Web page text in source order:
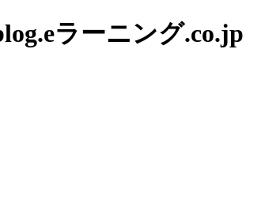
ラーニング.co.jp